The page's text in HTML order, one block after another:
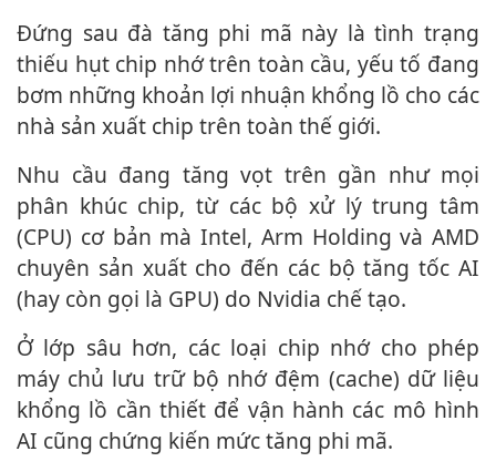
Đứng sau đà tăng phi mã này là tình trạng
thiếu hụt chip nhớ trên toàn cầu, yếu tố đang
bơm những khoản lợi nhuận khổng lồ cho các
nhà sản xuất chip trên toàn thế giới.
Nhu cầu đang tăng vọt trên gần như mọi
phân khúc chip, từ các bộ xử lý trung tâm
(CPU) cơ bản mà Intel, Arm Holding và AMD
chuyên sản xuất cho đến các bộ tăng tốc AI
(hay còn gọi là GPU) do Nvidia chế tạo.
Ở lớp sâu hơn, các loại chip nhớ cho phép
máy chủ lưu trữ bộ nhớ đệm (cache) dữ liệu
khổng lồ cần thiết để vận hành các mô hình
AI cũng chứng kiến mức tăng phi mã.